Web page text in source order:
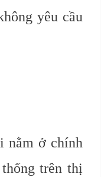
yêu cầu
nằm ở chính
trên thị